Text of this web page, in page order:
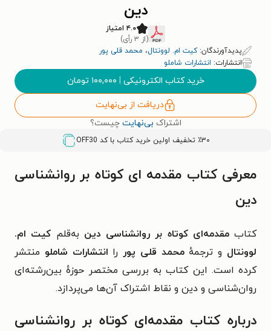
دین
۴.۰ امتیاز
(از ۳ رأی)
پدیدآورندگان:کیت ام. لوونتال، محمد قلی پور
انتشارات: انتشارات شاملو
خرید کتاب الکترونیکی | ۱۰۰,۰۰۰ تومان
دریافت از بی‌نهایت
اشتراک بی‌نهایت چیست؟
٪۳۰ تخفیف اولین خرید کتاب با کد OFF30
معرفی کتاب مقدمه ای کوتاه بر روانشناسی
دین
کتابمقدمه‌ای کوتاه بر روانشناسی دین به‌قلم کیت ام.
لوونتال و ترجمهٔمحمد قلی پور را انتشارات شاملو منتشر
کرده است. این کتاب به بررسی مختصر حوزهٔ بین‌رشته‌ای
روان‌شناسی و دین و نقاط اشتراک آن‌ها می‌پردازد.
درباره کتاب مقدمه‌ای کوتاه بر روانشناسی